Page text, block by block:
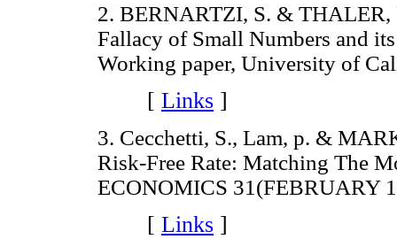
2. BERNARTZI, S. &
Fallacy of Small Numbers and
Working paper, University of
[ Links ]
3. Cecchetti, S., Lam, p. &
Risk-Free Rate: Matching The
ECONOMICS 31(FEBRUARY
[ Links ]